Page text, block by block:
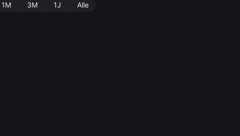
1M 3M 1J Alle